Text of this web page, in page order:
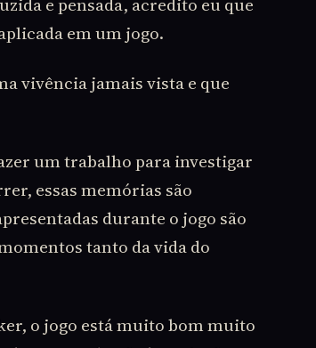
em um jogo.
vivência jamais vista e que
um trabalho para investigar
essas memórias são
durante o jogo são
tanto da vida do
o jogo está muito bom muito